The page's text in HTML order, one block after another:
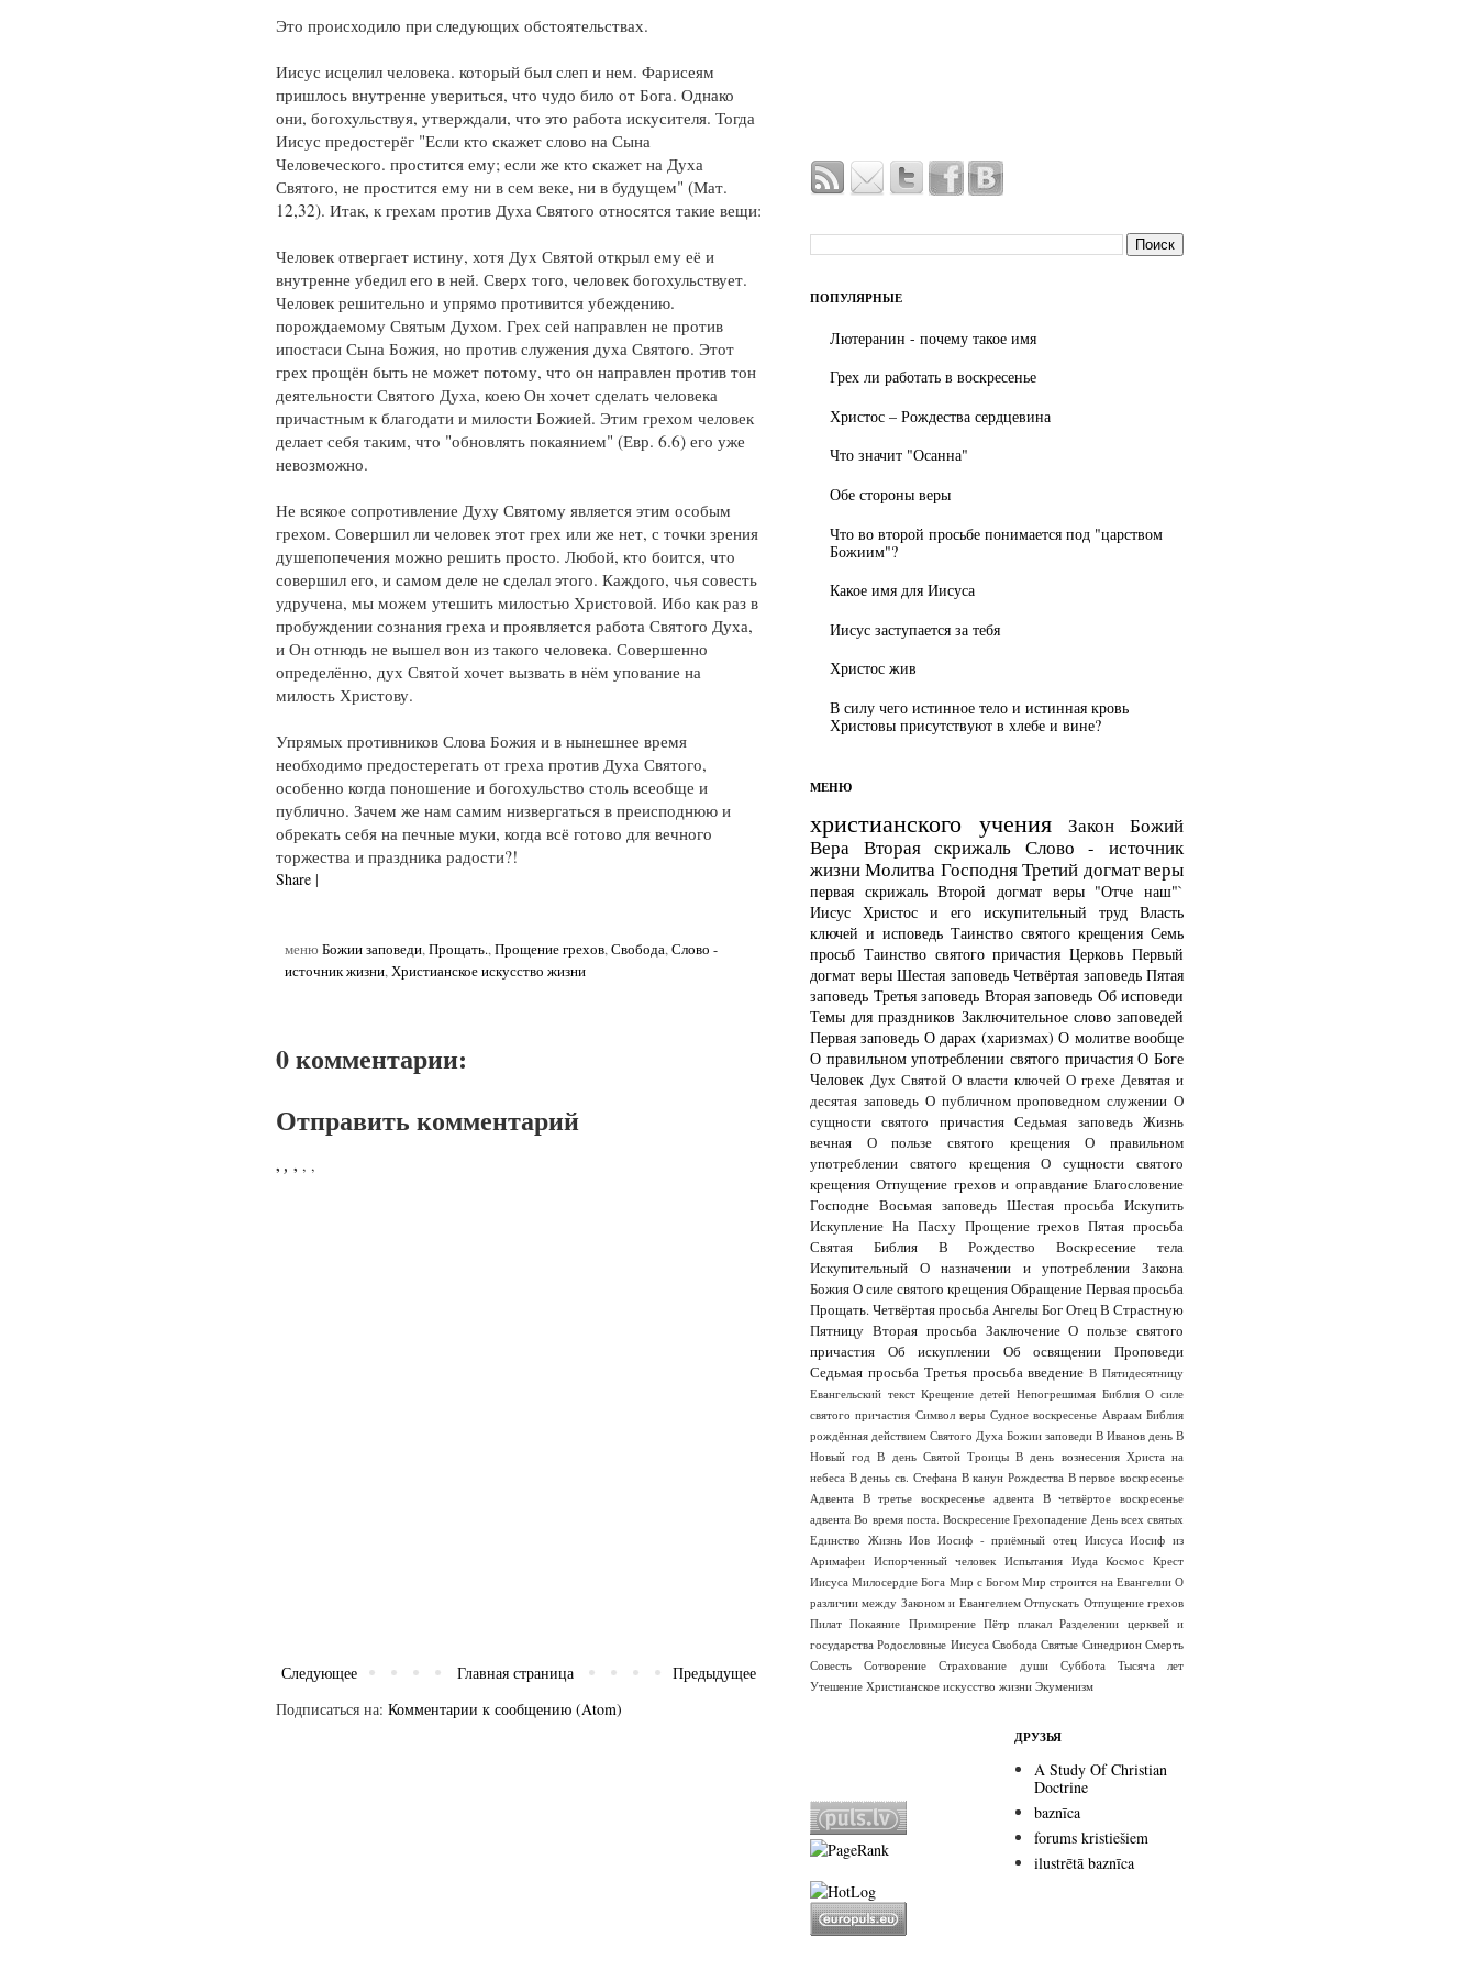
Это происходило при следующих обстоятельствах.
Иисус исцелил человека. который был слеп и нем. Фарисеям
пришлось внутренне увериться, что чудо било от Бога. Однако
они, богохульствуя, утверждали, что это работа искусителя. Тогда
Иисус предостерёг "Если кто скажет слово на Сына
Человеческого. простится ему; если же кто скажет на Духа
Святого, не простится ему ни в сем веке, ни в будущем" (Мат.
12,32). Итак, к грехам против Духа Святого относятся такие вещи:
Человек отвергает истину, хотя Дух Святой открыл ему её и
внутренне убедил его в ней. Сверх того, человек богохульствует.
Человек решительно и упрямо противится убеждению.
порождаемому Святым Духом. Грех сей направлен не против
ипостаси Сына Божия, но против служения духа Святого. Этот
грех прощён быть не может потому, что он направлен против тон
деятельности Святого Духа, коею Он хочет сделать человека
причастным к благодати и милости Божией. Этим грехом человек
делает себя таким, что "обновлять покаянием" (Евр. 6.6) его уже
невозможно.
Не всякое сопротивление Духу Святому является этим особым
грехом. Совершил ли человек этот грех или же нет, с точки зрения
душепопечения можно решить просто. Любой, кто боится, что
совершил его, и самом деле не сделал этого. Каждого, чья совесть
удручена, мы можем утешить милостью Христовой. Ибо как раз в
пробуждении сознания греха и проявляется работа Святого Духа,
и Он отнюдь не вышел вон из такого человека. Совершенно
определённо, дух Святой хочет вызвать в нём упование на
милость Христову.
Упрямых противников Слова Божия и в нынешнее время
необходимо предостерегать от греха против Духа Святого,
особенно когда поношение и богохульство столь всеобще и
публично. Зачем же нам самим низвергаться в преисподнюю и
обрекать себя на печные муки, когда всё готово для вечного
торжества и праздника радости?!
Share |
меню Божии заповеди,Прощать.,Прощение грехов,Свобода,Слово -
источник жизни,Христианское искусство жизни
0 комментарии:
Отправить комментарий
, , , , ,
Следующее Предыдущее
Главная страница
Подписаться на: Комментарии к сообщению (Atom)
ПОПУЛЯРНЫЕ
Лютеранин - почему такое имя
Грех ли работать в воскресенье
Христос – Рождества сердцевина
Что значит "Осанна"
Обе стороны веры
Что во второй просьбе понимается под "царством
Божиим"?
Какое имя для Иисуса
Иисус заступается за тебя
Христос жив
В силу чего истинное тело и истинная кровь
Христовы присутствуют в хлебе и вине?
МЕНЮ
христианского учения
Закон Божий
Вера Вторая скрижаль Слово - источник
жизниМолитва ГосподняТретий догмат веры
первая скрижаль Второй догмат веры "Отче наш"`
Иисус Христос и его искупительный труд Власть
ключей и исповедь Таинство святого крещения Семь
просьб Таинство святого причастия Церковь Первый
догмат веры Шестая заповедь Четвёртая заповедь Пятая
заповедь Третья заповедь Вторая заповедь Об исповеди
Темы для праздников Заключительное слово заповедей
Первая заповедь О дарах (харизмах) О молитве вообще
О правильном употреблении святого причастия О Боге
Человек Дух Святой О власти ключей О грехе Девятая и
десятая заповедь О публичном проповедном служении О
сущности святого причастия Седьмая заповедь Жизнь
вечная
О пользе святого крещения
О правильном
употреблении святого крещения
О сущности святого
крещения Отпущение грехов и оправдание Благословение
Господне Восьмая заповедь Шестая просьба Искупить
Искупление На Пасху Прощение грехов Пятая просьба
Святая Библия
В Рождество
Воскресение тела
Искупительный
О назначении и употреблении Закона
БожияО силе святого крещенияОбращениеПервая просьба
Прощать.Четвёртая просьбаАнгелыБог ОтецВ Страстную
Пятницу Вторая просьба Заключение О пользе святого
причастия
Об искуплении Об освящении
Проповеди
Седьмая просьба Третья просьба введение В Пятидесятницу
Евангельский текст Крещение детей Непогрешимая Библия О силе
святого причастия Символ веры Судное воскресенье Авраам Библия
рождённая действием Святого Духа Божии заповеди В Иванов день В
Новый год В день Святой Троицы В день вознесения Христа на
небеса В деньь св. Стефана В канун Рождества В первое воскресенье
Адвента В третье воскресенье адвента В четвёртое воскресенье
адвента Во время поста. Воскресение Грехопадение День всех святых
Единство Жизнь Иов Иосиф - приёмный отец Иисуса Иосиф из
Аримафеи Испорченный человек Испытания Иуда Космос Крест
Иисуса Милосердие Бога Мир с Богом Мир строится на Евангелии О
различии между Законом и Евангелием Отпускать Отпущение грехов
Пилат Покаяние Примирение Пётр плакал Разделении церквей и
государства Родословные Иисуса Свобода Святые Синедрион Смерть
Совесть
Сотворение Страхование души Суббота
Тысяча лет
Утешение Христианское искусство жизни Экуменизм
ДРУЗЬЯ
A Study Of Christian
Doctrine
baznīca
forums kristiešiem
ilustrētā baznīca